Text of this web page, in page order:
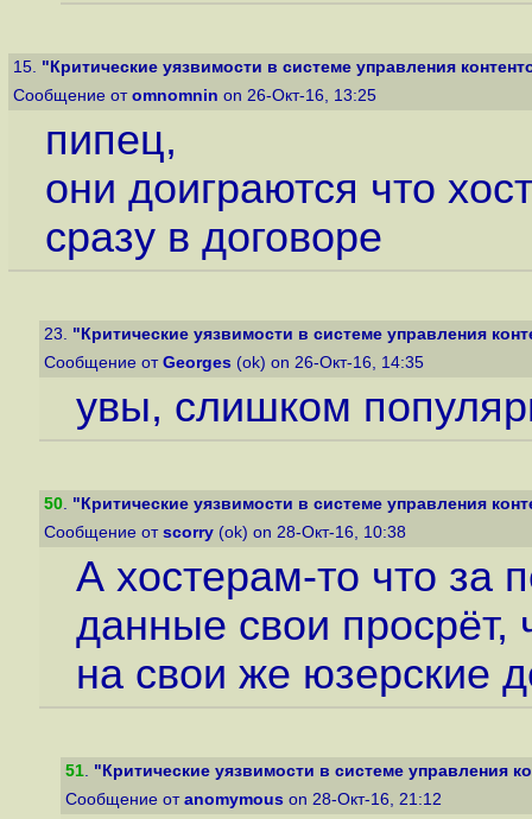
15. "Критические уязвимости в системе управления
Сообщение от omnomnin on 26-Окт-16, 13:25
пипец,
они доиграются что
сразу в договоре
23. "Критические уязвимости в системе управления
Сообщение от Georges (ok) on 26-Окт-16, 14:35
увы, слишком
50. "Критические уязвимости в системе управления
Сообщение от scorry (ok) on 28-Окт-16, 10:38
А хостерам-то что за
данные свои просрёт,
на свои же юзерские
51. "Критические уязвимости в системе управления
Сообщение от anomymous on 28-Окт-16, 21:12